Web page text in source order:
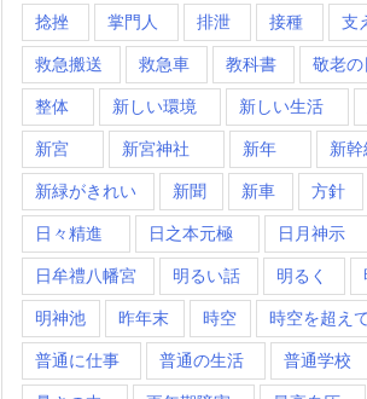
捻挫 掌門人 排泄 接種 支
救急搬送 救急車 教科書 敬老の
整体 新しい環境 新しい生活
新宮 新宮神社 新年 新幹
新緑がきれい 新聞 新車 方針
日々精進 日之本元極 日月神示
日牟禮八幡宮 明るい話 明るく
明神池 昨年末 時空 時空を超えて
普通に仕事 普通の生活 普通学校